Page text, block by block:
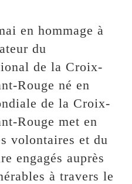
en hommage à
du
de la Croix-
Rouge né en
de la Croix-
Rouge met en
volontaires et du
engagés auprès
à travers le